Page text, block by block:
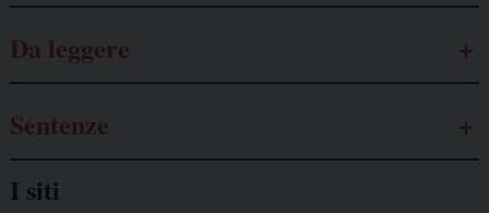
Da leggere
Sentenze
I siti